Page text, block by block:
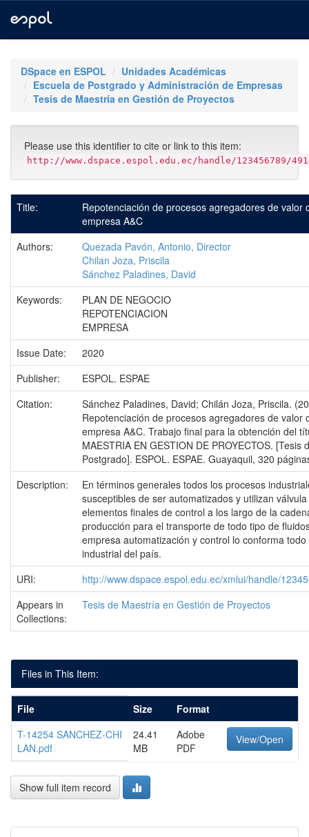
navigationDSpace en ESPOL
Unidades Académicas
Escuela de Postgrado y Administración de Empresas
Tesis de Maestría en Gestión de Proyectos
Please use this identifier to cite or link to this item:
http://www.dspace.espol.edu.ec/handle/123456789/
Title:
Repotenciación de procesos agregadores de valor
empresa A&C
Authors:
Quezada Pavón, Antonio, Director
Chilan Joza, Priscila
Sánchez Paladines, David
Keywords:
PLAN DE NEGOCIO
REPOTENCIACION
EMPRESA
Issue Date:
2020
Publisher:
ESPOL. ESPAE
Citation:
Sánchez Paladines, David; Chilán Joza, Priscila.
Repotenciación de procesos agregadores de valor
empresa A&C. Trabajo final para la obtención del
MAESTRIA EN GESTION DE PROYECTOS. [Tesis
Postgrado]. ESPOL. ESPAE. Guayaquil, 320
Description:
En términos generales todos los procesos
susceptibles de ser automatizados y utilizan
elementos finales de control a los largo de la
producción para el transporte de todo tipo de
empresa automatización y control lo conforma
industrial del país.
URI:
http://www.dspace.espol.edu.ec/xmlui/handle/
Appears in
Collections:
Tesis de Maestría en Gestión de Proyectos
Files in This Item:
File Size
Format
T-14254 SANCHEZ-CHI
LAN.pdf
24.41
MB
Adobe
PDF
View/Open
Show full item record